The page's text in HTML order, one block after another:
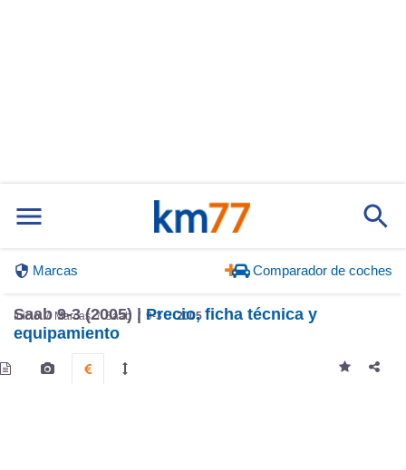
Marcas Comparador de coches
Inicio Marcas Saab 9-3 2005
Saab 9-3 (2005) | Precio, ficha técnica y
equipamiento